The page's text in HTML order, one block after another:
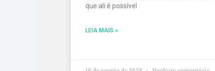
que ali é possível
LEIA MAIS »